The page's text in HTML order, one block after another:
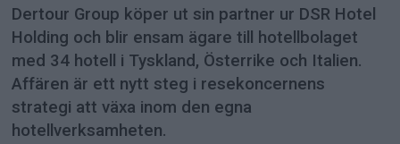
Dertour Group köper ut sin partner ur DSR Hotel
Holding och blir ensam ägare till hotellbolaget
med 34 hotell i Tyskland, Österrike och Italien.
Affären är ett nytt steg i resekoncernens
strategi att växa inom den egna
hotellverksamheten.